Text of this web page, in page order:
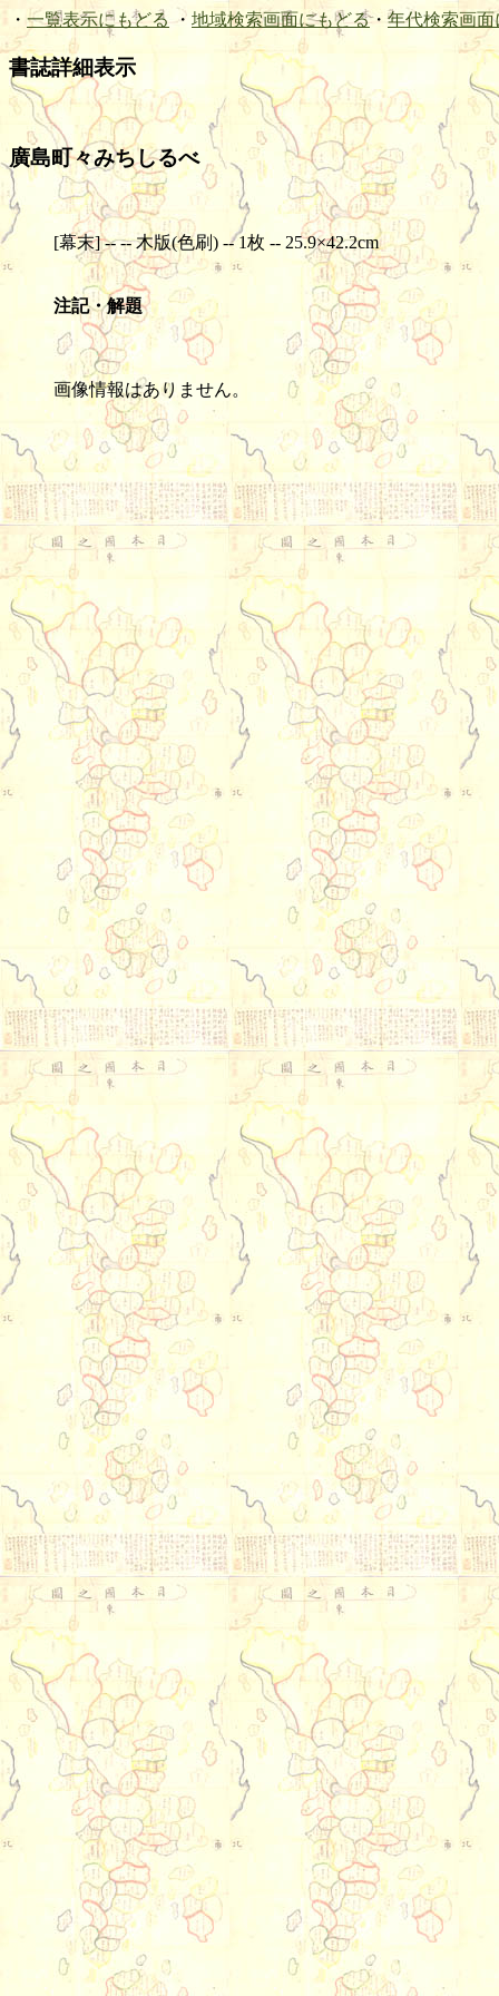
・ 一覧表示にもどる ・ 地域検索画面にもどる・ 年代検索画面
書誌詳細表示
廣島町々みちしるべ
[幕末] -- -- 木版(色刷) -- 1枚 -- 25.9×42.2cm
注記・解題
画像情報はありません。